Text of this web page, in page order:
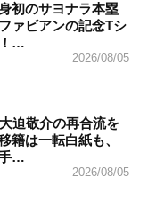
初のサヨナラ本塁
ァビアンの記念Tシ
…
2026/08/05
大迫敬介の再合流を
籍は一転白紙も、
手…
2026/08/05